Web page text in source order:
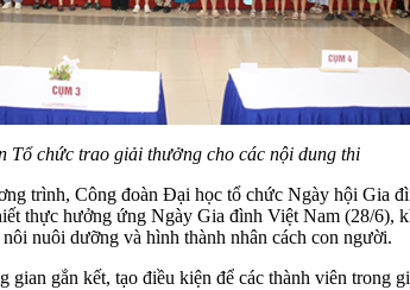
Tổ chức trao giải thưởng cho các nội dung thi
trình, Công đoàn Đại học tổ chức Ngày hội Gia
thực hưởng ứng Ngày Gia đình Việt Nam (28/6),
nuôi dưỡng và hình thành nhân cách con người.
gắn kết, tạo điều kiện để các thành viên trong